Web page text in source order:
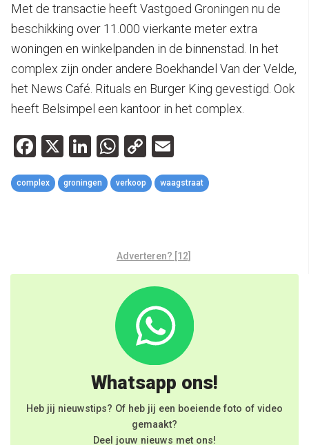
Met de transactie heeft Vastgoed Groningen nu de
beschikking over 11.000 vierkante meter extra
woningen en winkelpanden in de binnenstad. In het
complex zijn onder andere Boekhandel Van der Velde,
het News Café. Rituals en Burger King gevestigd. Ook
heeft Belsimpel een kantoor in het complex.
Facebook
X LinkedIn
WhatsApp
Copy
Link
complex groningen verkoop waagstraat
Adverteren? [12]
Whatsapp ons!
Heb jij nieuwstips? Of heb jij een boeiende foto of video
gemaakt?
Deel jouw nieuws met ons!